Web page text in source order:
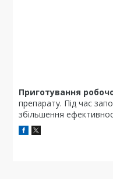
Приготування
препарату. Під час
збільшення